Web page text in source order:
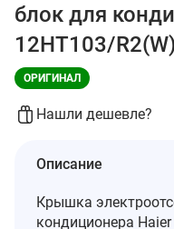
блок для
12HT103/R2(W)
ОРИГИНАЛ
Нашли дешевле?
Описание
Крышка
кондиционера